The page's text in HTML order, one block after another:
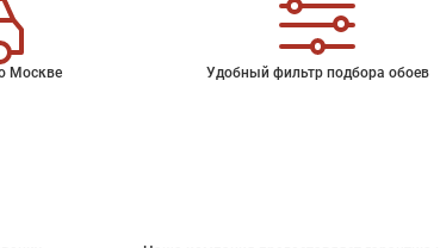
Москве Удобный фильтр подбора обоев